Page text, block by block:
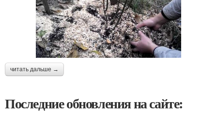
читать дальше →
Последние обновления на сайте: